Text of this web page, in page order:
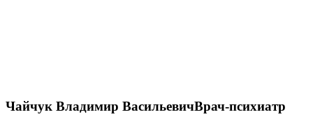
Чайчук Владимир ВасильевичВрач-психиатр